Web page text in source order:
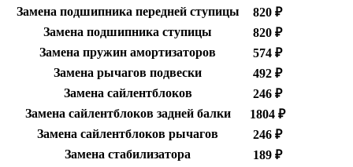
Замена подшипника передней ступицы
820 ₽
Замена подшипника ступицы
820 ₽
Замена пружин амортизаторов
574 ₽
Замена рычагов подвески
492 ₽
Замена сайлентблоков
246 ₽
Замена сайлентблоков задней балки
1804 ₽
Замена сайлентблоков рычагов
246 ₽
Замена стабилизатора
189 ₽